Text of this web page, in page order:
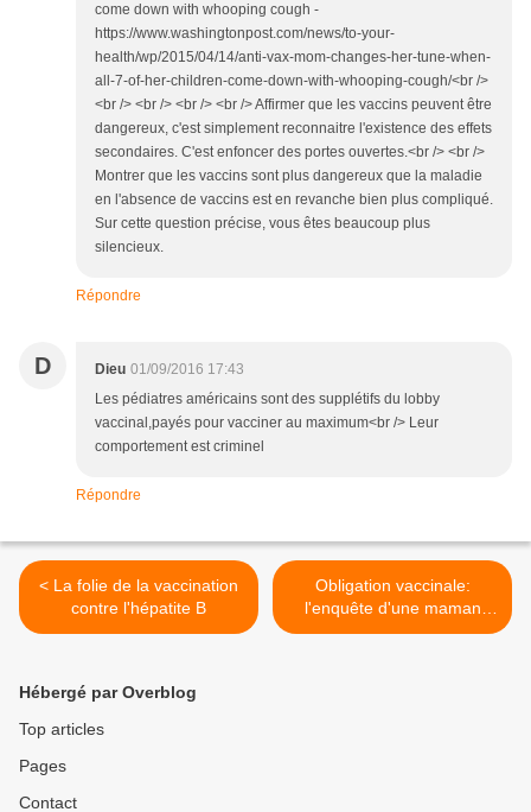
come down with whooping cough -
https://www.washingtonpost.com/news/to-your-
health/wp/2015/04/14/anti-vax-mom-changes-her-tune-when-
all-7-of-her-children-come-down-with-whooping-cough/<br />
<br /> <br /> <br /> <br /> Affirmer que les vaccins peuvent être
dangereux, c'est simplement reconnaitre l'existence des effets
secondaires. C'est enfoncer des portes ouvertes.<br /> <br />
Montrer que les vaccins sont plus dangereux que la maladie
en l'absence de vaccins est en revanche bien plus compliqué.
Sur cette question précise, vous êtes beaucoup plus
silencieux.
Répondre
D Dieu 01/09/2016 17:43
Les pédiatres américains sont des supplétifs du lobby
vaccinal,payés pour vacciner au maximum<br /> Leur
comportement est criminel
Répondre
< La folie de la vaccination
contre l'hépatite B
Obligation vaccinale:
l'enquête d'une maman
biologiste [Nexus sept./oct.
Hébergé par Overblog
Top articles
Pages
Contact